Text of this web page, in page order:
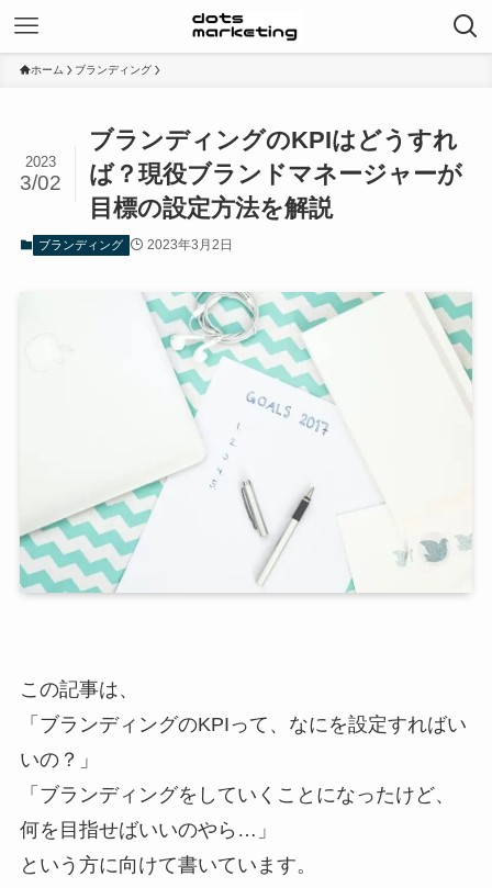
ホーム ブランディング
ブランディングのKPIはどうすれ
ば？現役ブランドマネージャーが
目標の設定方法を解説
2023
3/02
ブランディング 2023年3月2日
この記事は、
「ブランディングのKPIって、なにを設定すればい
いの？」
「ブランディングをしていくことになったけど、
何を目指せばいいのやら…」
という方に向けて書いています。